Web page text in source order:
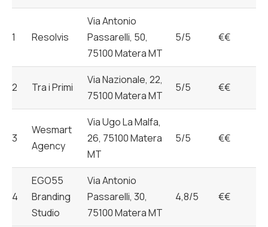
1 Resolvis
Via Antonio
Passarelli, 50,
75100 Matera MT
5/5 €€
2 Tra i Primi
Via Nazionale, 22,
75100 Matera MT
5/5 €€
3
Wesmart
Agency
Via Ugo La Malfa,
26, 75100 Matera
MT
5/5 €€
4
EGO55
Branding
Studio
Via Antonio
Passarelli, 30,
75100 Matera MT
4,8/5 €€